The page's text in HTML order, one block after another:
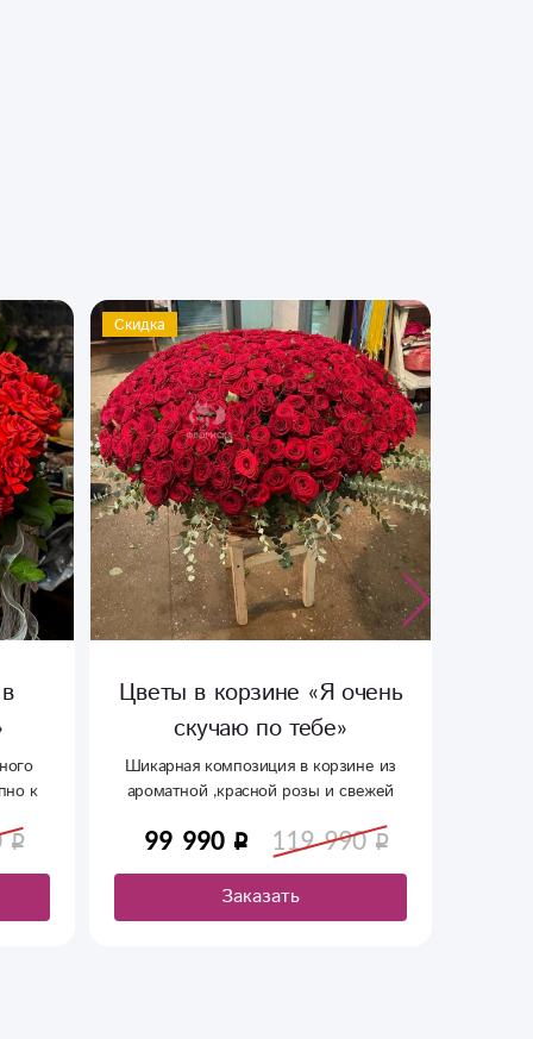
к
Скидка
Цветы в корзине «Я очень
скучаю по тебе»
Шикарная композиция в корзине из
ароматной ,красной розы и свежей
любимым друзьям и родственникам
99 990 119 990
Заказать